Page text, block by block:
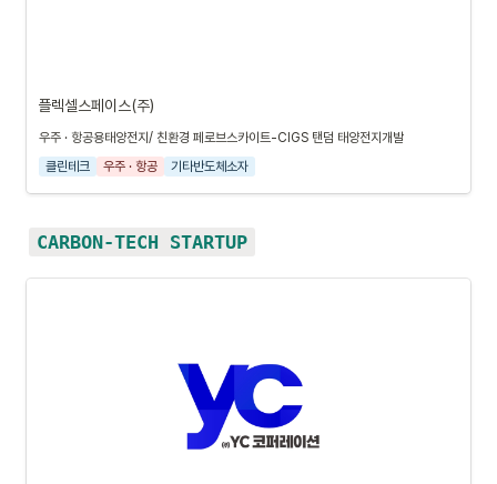
플렉셀스페이스(주)
우주 · 항공용태양전지/ 친환경 페로브스카이트-CIGS 탠덤 태양전지개발
클린테크
우주 · 항공 기타반도체소자
CARBON-TECH STARTUP